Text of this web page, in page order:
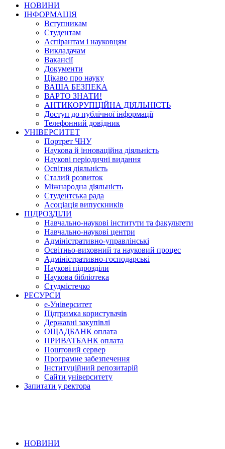
НОВИНИ
ІНФОРМАЦІЯ
Вступникам
Студентам
Аспірантам і науковцям
Викладачам
Вакансії
Документи
Цікаво про науку
ВАША БЕЗПЕКА
ВАРТО ЗНАТИ!
АНТИКОРУПЦІЙНА ДІЯЛЬНІСТЬ
Доступ до публічної інформації
Телефонний довідник
УНІВЕРСИТЕТ
Портрет ЧНУ
Наукова й інноваційна діяльність
Наукові періодичні видання
Освітня діяльність
Сталий розвиток
Міжнародна діяльність
Студентська рада
Асоціація випускників
ПІДРОЗДІЛИ
Навчально-наукові інститути та факультети
Навчально-наукові центри
Адміністративно-управлінські
Освітньо-виховний та науковий процес
Адміністративно-господарські
Наукові підрозділи
Наукова бібліотека
Студмістечко
РЕСУРСИ
е-Університет
Підтримка користувачів
Державні закупівлі
ОЩАДБАНК оплата
ПРИВАТБАНК оплата
Поштовий сервер
Програмне забезпечення
Інституційний репозитарій
Сайти університету
Запитати у ректора
НОВИНИ